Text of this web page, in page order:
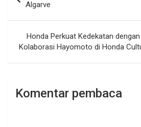
Algarve
Honda Perkuat Kedekatan
Kolaborasi Hayomoto di Honda
Komentar pembaca